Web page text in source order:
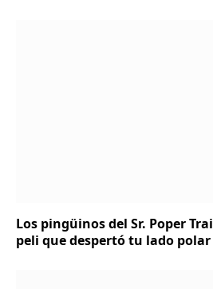
Los pingüinos del Sr. Poper
peli que despertó tu lado polar